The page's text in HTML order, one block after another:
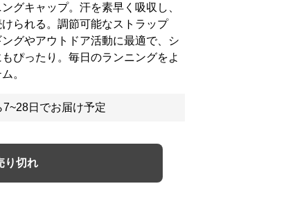
グキャップ。汗を素早く吸収し、
られる。調節可能なストラップ
グやアウトドア活動に最適で、シ
ぴったり。毎日のランニングをよ
。
7~28日でお届け予定
り切れ